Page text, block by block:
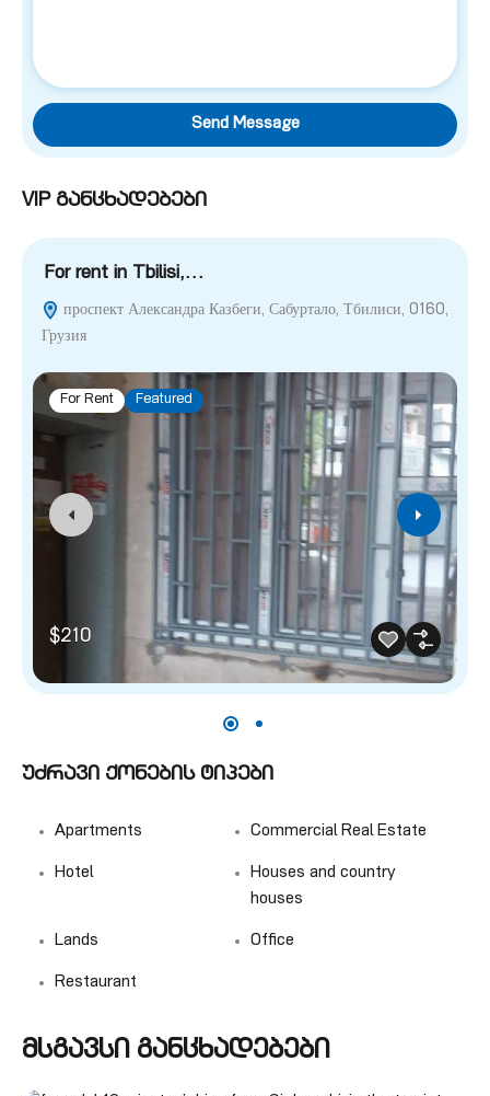
Send Message
VIP განცხადებები
For rent in Tbilisi,…
проспект Александра Казбеги, Сабуртало, Тбилиси, 0160,
Грузия
For Rent Featured
$210
უძრავი ქონების ტიპები
Apartments Commercial Real Estate
Hotel
Houses and country
houses
Lands Office
Restaurant
მსგავსი განცხადებები